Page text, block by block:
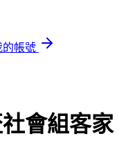
的帳號
會組客家